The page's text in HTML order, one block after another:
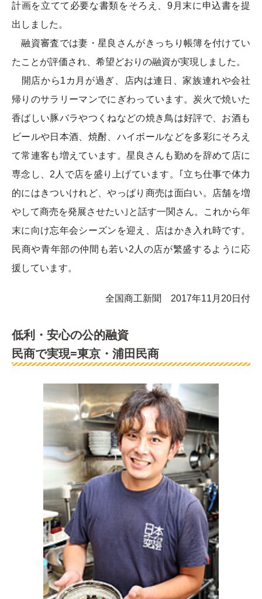
計画を立てて必要な書類をそろえ、9月末に申込書を提
出しました。
融資審査では妻・星良さんがきっちり帳簿を付けてい
たことが評価され、希望どおりの融資が実現しました。
開店から1カ月が過ぎ、店内は連日、家族連れや会社
帰りのサラリーマンでにぎわっています。炭火で焼いた
香ばしい豚バラやつくねなどの焼き鳥は好評で、お酒も
ビールや日本酒、焼酎、ハイボールなどを多彩にそろえ
て常連客も増えています。星良さんも勤めを辞めて店に
専念し、2人で店を盛り上げています。｢立ち仕事で体力
的にはきついけれど、やっぱり商売は面白い。店舗を増
やして商売を発展させたい｣と話す一関さん。これから年
末に向け忘年会シーズンを迎え、店はかき入れ時です。
民商や青年部の仲間も若い2人の店が繁盛するように応
援しています。
全国商工新聞 2017年11月20日付
低利・安心の公的融資
民商で実現=東京・浦田民商